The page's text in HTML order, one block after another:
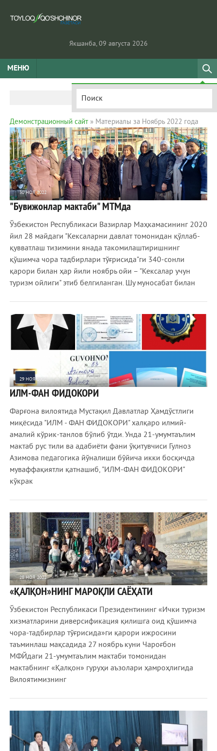
Якшанба, 09 августа 2026
МЕНЮ
Демонстрационный сайт » Материалы за Ноябрь 2022 года
30 НОЯ 2022
1 088 0
"Бувижонлар мактаби" МТМда
Ўзбекистон Республикаси Вазирлар Маҳкамасининг 2020
йил 28 майдаги "Кексаларни давлат томонидан қўллаб-
қувватлаш тизимини янада такомилаштиришнинг
қўшимча чора тадбирлари тўғрисида"ги 340-сонли
қарори билан ҳар йили ноябрь ойи – "Кексалар учун
туризм ойлиги" этиб белгиланган. Шу муносабат билан
29 НОЯ 2022
3 175 0
ИЛМ-ФАН ФИДОКОРИ
Фарғона вилоятида Мустақил Давлатлар Ҳамдўстлиги
миқёсида "ИЛМ - ФАН ФИДОКОРИ" халқаро илмий-
амалий кўрик-танлов бўлиб ўтди. Унда 21-умумтаълим
мактаб рус тили ва адабиёти фани ўқитувчиси Гулноз
Азимова педагогика йўналиши бўйича икки босқичда
муваффақиятли қатнашиб, "ИЛМ-ФАН ФИДОКОРИ"
кўкрак
28 НОЯ 2022
872 0
«ҚАЛҚОН»НИНГ МАРОҚЛИ САЁҲАТИ
Ўзбекистон Республикаси Президентининг «Ички туризм
хизматларини диверсификация қилишга оид қўшимча
чора-тадбирлар тўғрисида»ги қарори ижросини
таъминлаш мақсадида 27 ноябрь куни Чароғбон
МФЙдаги 21-умумтаълим мактаби томонидан
мактабнинг «Қалқон» гуруҳи аъзолари ҳамроҳлигида
Вилоятимизнинг